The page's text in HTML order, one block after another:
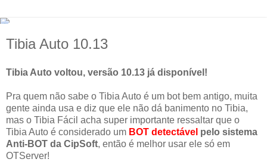
Tibia Auto 10.13
Tibia Auto voltou, versão 10.13 já disponível!
Pra quem não sabe o Tibia Auto é um bot bem antigo, muita
gente ainda usa e diz que ele não dá banimento no Tibia,
mas o Tibia Fácil acha super importante ressaltar que o
Tibia Auto é considerado um BOT detectável pelo sistema
Anti-BOT da CipSoft, então é melhor usar ele só em
OTServer!